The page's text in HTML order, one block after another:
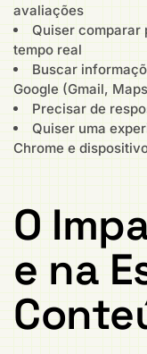
avaliações
Quiser comparar
tempo real
Buscar
Google (Gmail,
Precisar de
Quiser uma
Chrome e
O
e na